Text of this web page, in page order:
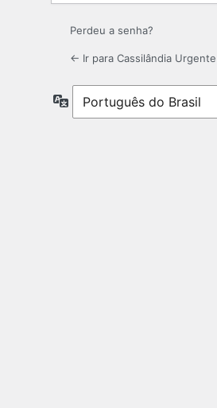
Perdeu a senha?
← Ir para Cassilândia Urgente
Idioma